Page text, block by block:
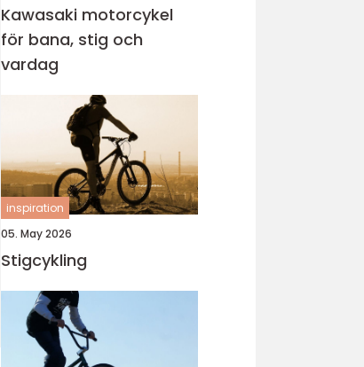
Kawasaki motorcykel
för bana, stig och
vardag
inspiration
05. May 2026
Stigcykling